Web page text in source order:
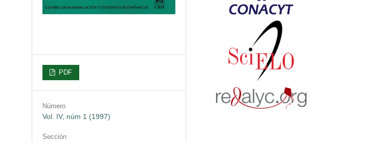
PDF
Número
Vol. IV, núm 1 (1997)
Sección